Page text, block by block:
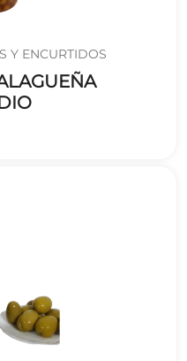
Y ENCURTIDOS